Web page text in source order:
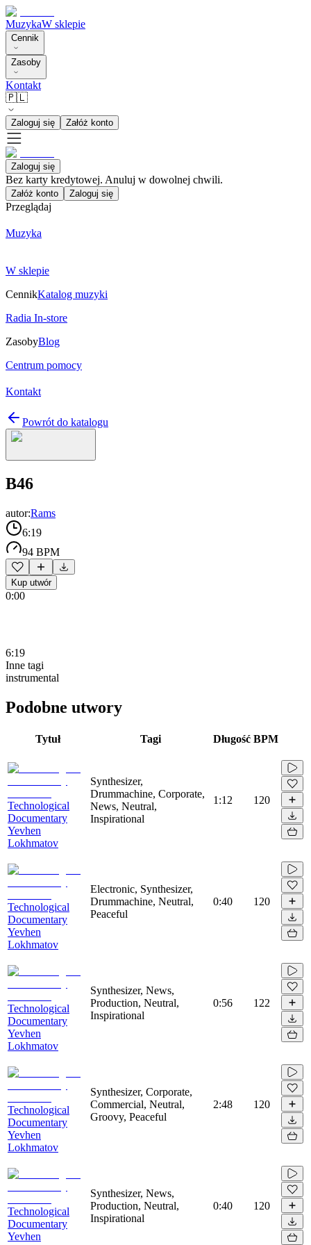
MuzykaW sklepie
Cennik
Zasoby
Kontakt
🇵🇱
Zaloguj się Załóż konto
Zaloguj się
Bez karty kredytowej. Anuluj w dowolnej chwili.
Załóż konto Zaloguj się
Przeglądaj
Muzyka
W sklepie
CennikKatalog muzyki
Radia In-store
ZasobyBlog
Centrum pomocy
Kontakt
Powrót do katalogu
B46
autor:Rams
6:19
94 BPM
Kup utwór
0:00
6:19
Inne tagi
instrumental
Podobne utwory
Tytuł Tagi Długość BPM
Technological
Documentary
Yevhen
Lokhmatov
Synthesizer,
Drummachine, Corporate,
News, Neutral,
Inspirational
1:12 120
Technological
Documentary
Yevhen
Lokhmatov
Electronic, Synthesizer,
Drummachine, Neutral,
Peaceful
0:40 120
Technological
Documentary
Yevhen
Lokhmatov
Synthesizer, News,
Production, Neutral,
Inspirational
0:56 122
Technological
Documentary
Yevhen
Lokhmatov
Synthesizer, Corporate,
Commercial, Neutral,
Groovy, Peaceful
2:48 120
Technological
Documentary
Yevhen
Synthesizer, News,
Production, Neutral,
Inspirational
0:40 120